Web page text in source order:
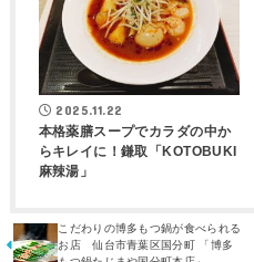
2025.11.22
本格薬膳スープでカラダの中か
らキレイに！鎌取「KOTOBUKI
麻辣湯」
こだわりの博多もつ鍋が食べられる
お店 仙台市青葉区国分町 「博多